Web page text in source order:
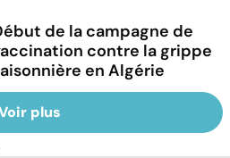
de la campagne de
contre la grippe
en Algérie
plus